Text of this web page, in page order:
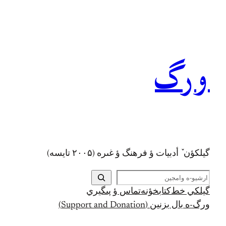
ورگ
گيلکؤن ٚ أدبیات ؤ فرهنگ ؤ غىره (۲۰۰۵ تايسه)
ج
س
ت
ج
گيلکي خط کتابخؤنهتماس ؤ پىگيري
ورگ-ه بال بزنين (Support and Donation)